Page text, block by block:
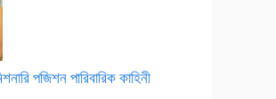
পজিশন পারিবারিক কাহিনী